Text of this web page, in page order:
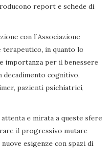
report e schede di
con l´Associazione
terapeutico, in quanto lo
importanza per il benessere
decadimento cognitivo,
pazienti psichiatrici,
e mirata a queste sfere
il progressivo mutare
esigenze con spazi di